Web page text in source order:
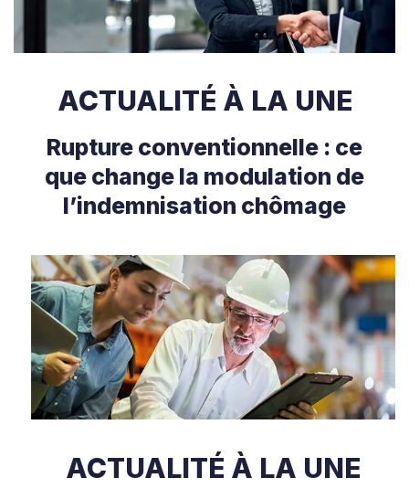
ACTUALITÉ À LA UNE
Rupture conventionnelle : ce
que change la modulation de
l’indemnisation chômage
ACTUALITÉ À LA UNE